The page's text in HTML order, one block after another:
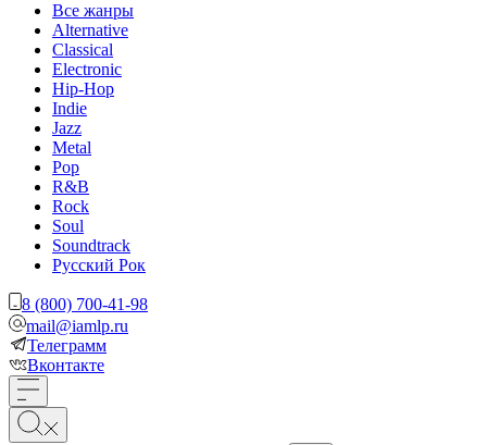
Все жанры
Alternative
Classical
Electronic
Hip-Hop
Indie
Jazz
Metal
Pop
R&B
Rock
Soul
Soundtrack
Русский Рок
8 (800) 700-41-98
mail@iamlp.ru
Телеграмм
Вконтакте